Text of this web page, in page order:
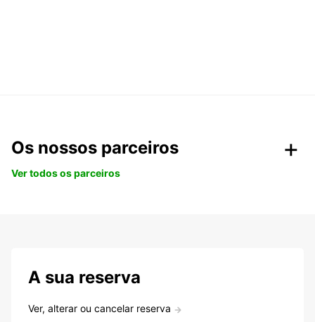
Os nossos parceiros
Ver todos os parceiros
A sua reserva
Ver, alterar ou cancelar reserva